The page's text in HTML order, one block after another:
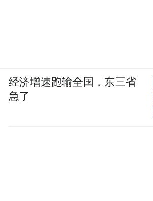
经济增速跑输全国，东三省
急了